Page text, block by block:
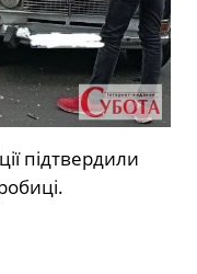
підтвердили